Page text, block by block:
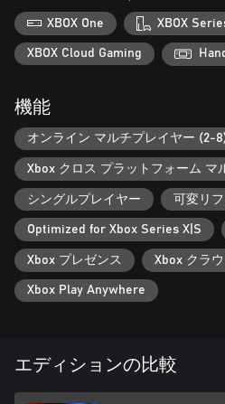
Multiplayer
HELL RUSH
In the Hell Rush multiplayer mode,
opponents to create a level playing
it’s a test of who can make the best
Only a true speed demon can remain
DAILY CHALLENGE
Take on a new challenge every day
due to gameplay mutators. Compete
and climb the leaderboards with a
CUSTOM CHALLENGE
Design your own unique challenge
custom challenge has its own
英語版 ※日本語字幕には対応してお
XBOX One XBOX
XBOX Cloud Gaming
機能
オンライン マルチプレイヤー (2-
Xbox クロス プラットフォーム マ
シングルプレイヤー 可変リ
Optimized for Xbox Series X|S
Xbox プレゼンス Xbox クラ
Xbox Play Anywhere
エディションの比較